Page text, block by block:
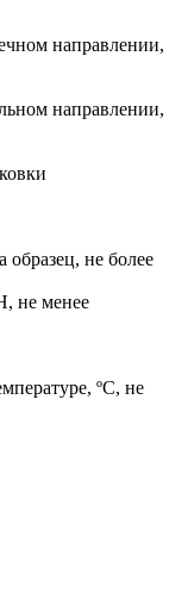
направлении,
направлении,
не более
не менее
ºС, не